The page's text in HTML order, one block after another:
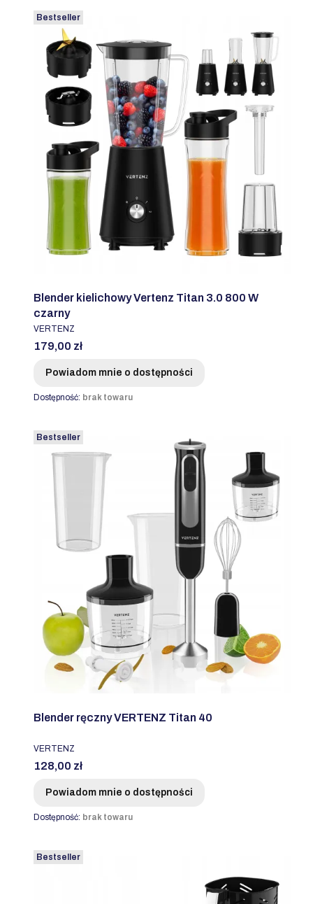
Bestseller
Blender kielichowy Vertenz Titan 3.0 800 W
czarny
PRODUCENT
VERTENZ
Cena
179,00 zł
Powiadom mnie o dostępności
Dostępność: brak towaru
Bestseller
Blender ręczny VERTENZ Titan 40
PRODUCENT
VERTENZ
Cena
128,00 zł
Powiadom mnie o dostępności
Dostępność: brak towaru
Bestseller